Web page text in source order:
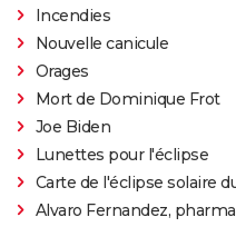
Incendies
Nouvelle canicule
Orages
Mort de Dominique Frot
Joe Biden
Lunettes pour l'éclipse
Carte de l'éclipse solaire
Alvaro Fernandez,